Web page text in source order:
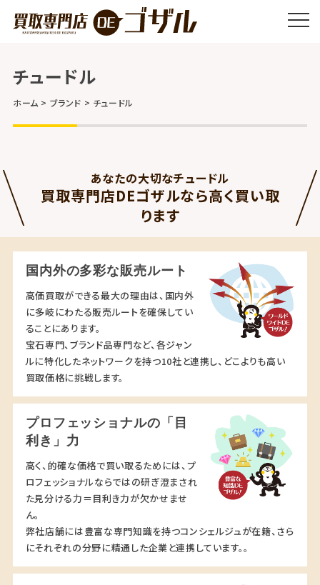
チュードル
ホーム ブランド チュードル
あなたの大切なチュードル
買取専門店DEゴザルなら高く買い取
ります
国内外の多彩な販売ルート
高価買取ができる最大の理由は、国内外
に多岐にわたる販売ルートを確保してい
ることにあります。
宝石専門、ブランド品専門など、各ジャン
ルに特化したネットワークを持つ10社と連携し、どこよりも高い
買取価格に挑戦します。
プロフェッショナルの「目
利き」力
高く、的確な価格で買い取るためには、プ
ロフェッショナルならではの研ぎ澄まされ
た見分ける力＝目利き力が欠かせませ
ん。
弊社店舗には豊富な専門知識を持つコンシェルジュが在籍、さら
にそれぞれの分野に精通した企業と連携しています。。